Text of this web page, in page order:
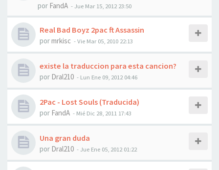
por FandA -Jue Mar 15, 2012 23:50
Real Bad Boyz 2pac ft Assassin
pormrkisc -Vie Mar 05, 2010 22:13
existe la traduccion para esta cancion?
por Dral210 - Lun Ene 09, 2012 04:46
2Pac - Lost Souls (Traducida)
por FandA - Mié Dic 28, 2011 17:43
Una gran duda
por Dral210 -Jue Ene 05, 2012 01:22